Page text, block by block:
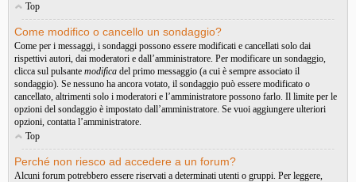
Top
Come modifico o cancello un sondaggio?
Come per i messaggi, i sondaggi possono essere modificati e cancellati solo dai
rispettivi autori, dai moderatori e dall’amministratore. Per modificare un sondaggio,
clicca sul pulsante modifica del primo messaggio (a cui è sempre associato il
sondaggio). Se nessuno ha ancora votato, il sondaggio può essere modificato o
cancellato, altrimenti solo i moderatori e l’amministratore possono farlo. Il limite per le
opzioni del sondaggio è impostato dall’amministratore. Se vuoi aggiungere ulteriori
opzioni, contatta l’amministratore.
Top
Perché non riesco ad accedere a un forum?
Alcuni forum potrebbero essere riservati a determinati utenti o gruppi. Per leggere,